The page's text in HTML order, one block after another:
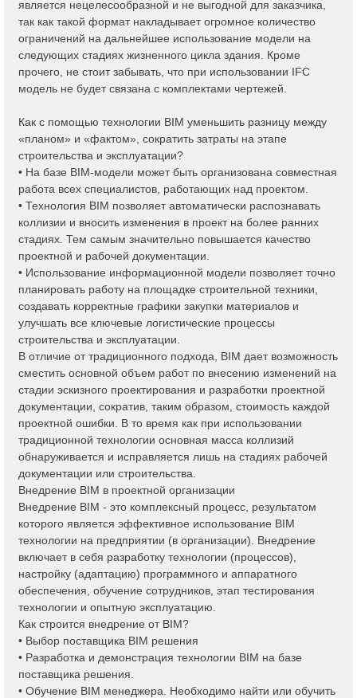
является нецелесообразной и не выгодной для заказчика,
так как такой формат накладывает огромное количество
ограничений на дальнейшее использование модели на
следующих стадиях жизненного цикла здания. Кроме
прочего, не стоит забывать, что при использовании IFC
модель не будет связана с комплектами чертежей.
Как c помощью технологии BIM уменьшить разницу между
«планом» и «фактом», сократить затраты на этапе
строительства и эксплуатации?
• На базе BIM-модели может быть организована совместная
работа всех специалистов, работающих над проектом.
• Технология BIM позволяет автоматически распознавать
коллизии и вносить изменения в проект на более ранних
стадиях. Тем самым значительно повышается качество
проектной и рабочей документации.
• Использование информационной модели позволяет точно
планировать работу на площадке строительной техники,
создавать корректные графики закупки материалов и
улучшать все ключевые логистические процессы
строительства и эксплуатации.
В отличие от традиционного подхода, BIM дает возможность
сместить основной объем работ по внесению изменений на
стадии эскизного проектирования и разработки проектной
документации, сократив, таким образом, стоимость каждой
проектной ошибки. В то время как при использовании
традиционной технологии основная масса коллизий
обнаруживается и исправляется лишь на стадиях рабочей
документации или строительства.
Внедрение BIM в проектной организации
Внедрение BIM - это комплексный процесс, результатом
которого является эффективное использование BIM
технологии на предприятии (в организации). Внедрение
включает в себя разработку технологии (процессов),
настройку (адаптацию) программного и аппаратного
обеспечения, обучение сотрудников, этап тестирования
технологии и опытную эксплуатацию.
Как строится внедрение от BIM?
• Выбор поставщика BIM решения
• Разработка и демонстрация технологии BIM на базе
поставщика решения.
• Обучение BIM менеджера. Необходимо найти или обучить